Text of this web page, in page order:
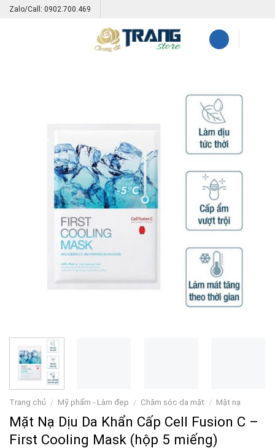
SkipZalo/Call: 0902.700.469
Trang chủ / Mỹ phẩm - Làm đẹp / Chăm sóc da mặt / Mặt nạ
Mặt Nạ Dịu Da Khẩn Cấp Cell Fusion C –
First Cooling Mask (hộp 5 miếng)